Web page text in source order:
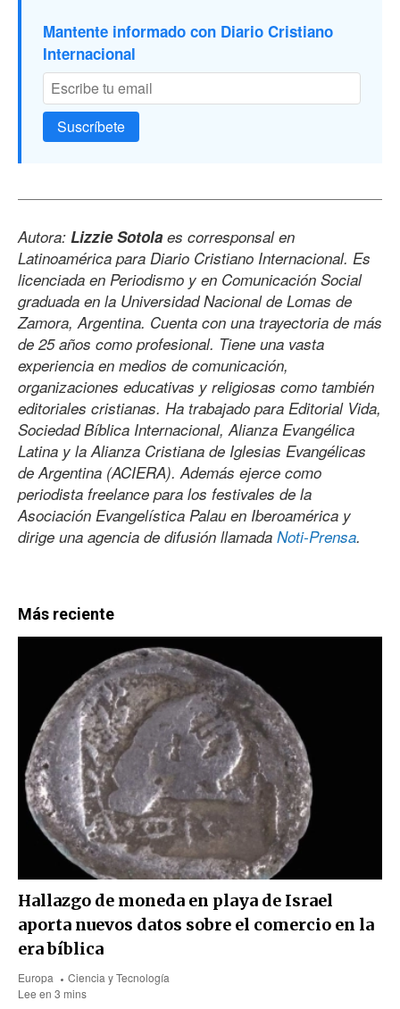
Mantente informado con Diario Cristiano
Internacional
Suscríbete
Autora: Lizzie Sotola es corresponsal en
Latinoamérica para Diario Cristiano Internacional. Es
licenciada en Periodismo y en Comunicación Social
graduada en la Universidad Nacional de Lomas de
Zamora, Argentina. Cuenta con una trayectoria de más
de 25 años como profesional. Tiene una vasta
experiencia en medios de comunicación,
organizaciones educativas y religiosas como también
editoriales cristianas. Ha trabajado para Editorial Vida,
Sociedad Bíblica Internacional, Alianza Evangélica
Latina y la Alianza Cristiana de Iglesias Evangélicas
de Argentina (ACIERA). Además ejerce como
periodista freelance para los festivales de la
Asociación Evangelística Palau en Iberoamérica y
dirige una agencia de difusión llamada Noti-Prensa.
Más reciente
Hallazgo de moneda en playa de Israel
aporta nuevos datos sobre el comercio en la
era bíblica
Europa
Ciencia y Tecnología
Lee en 3 mins